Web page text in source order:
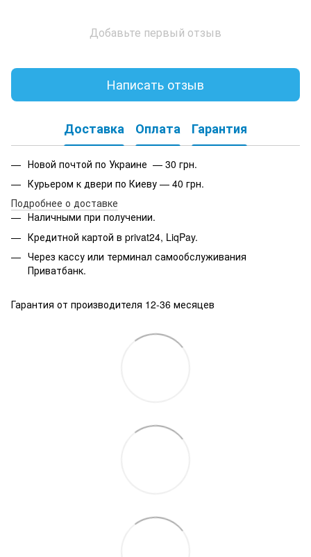
Добавьте первый отзыв
Написать отзыв
Доставка Оплата Гарантия
Новой почтой по Украине — 30 грн.
Курьером к двери по Киеву — 40 грн.
Подробнее о доставке
Наличными при получении.
Кредитной картой в privat24, LiqPay.
Через кассу или терминал самообслуживания
Приватбанк.
Гарантия от производителя 12-36 месяцев